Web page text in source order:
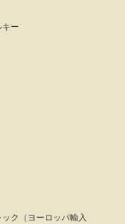
ー
ク（ヨーロッパ輸入